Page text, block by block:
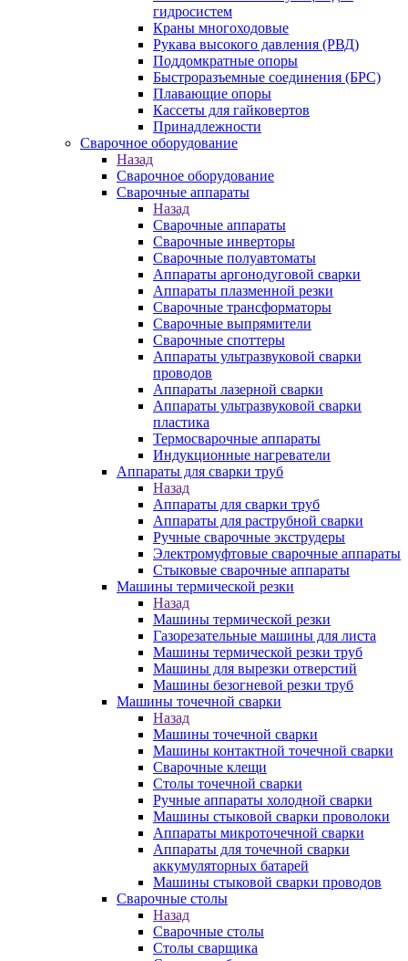
гидросистем
Краны многоходовые
Рукава высокого давления (РВД)
Поддомкратные опоры
Быстроразъемные соединения (БРС)
Плавающие опоры
Кассеты для гайковертов
Принадлежности
Сварочное оборудование
Назад
Сварочное оборудование
Сварочные аппараты
Назад
Сварочные аппараты
Сварочные инверторы
Сварочные полуавтоматы
Аппараты аргонодуговой сварки
Аппараты плазменной резки
Сварочные трансформаторы
Сварочные выпрямители
Сварочные споттеры
Аппараты ультразвуковой сварки
проводов
Аппараты лазерной сварки
Аппараты ультразвуковой сварки
пластика
Термосварочные аппараты
Индукционные нагреватели
Аппараты для сварки труб
Назад
Аппараты для сварки труб
Аппараты для раструбной сварки
Ручные сварочные экструдеры
Электромуфтовые сварочные аппараты
Стыковые сварочные аппараты
Машины термической резки
Назад
Машины термической резки
Газорезательные машины для листа
Машины термической резки труб
Машины для вырезки отверстий
Машины безогневой резки труб
Машины точечной сварки
Назад
Машины точечной сварки
Машины контактной точечной сварки
Сварочные клещи
Столы точечной сварки
Ручные аппараты холодной сварки
Машины стыковой сварки проволоки
Аппараты микроточечной сварки
Аппараты для точечной сварки
аккумуляторных батарей
Машины стыковой сварки проводов
Сварочные столы
Назад
Сварочные столы
Столы сварщика